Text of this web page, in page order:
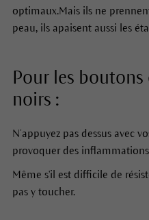
optimaux.Mais ils ne
peau, ils apaisent aussi les
Pour les
noirs :
N’appuyez pas dessus avec
provoquer des
Même s'il est difficile de
pas y toucher.